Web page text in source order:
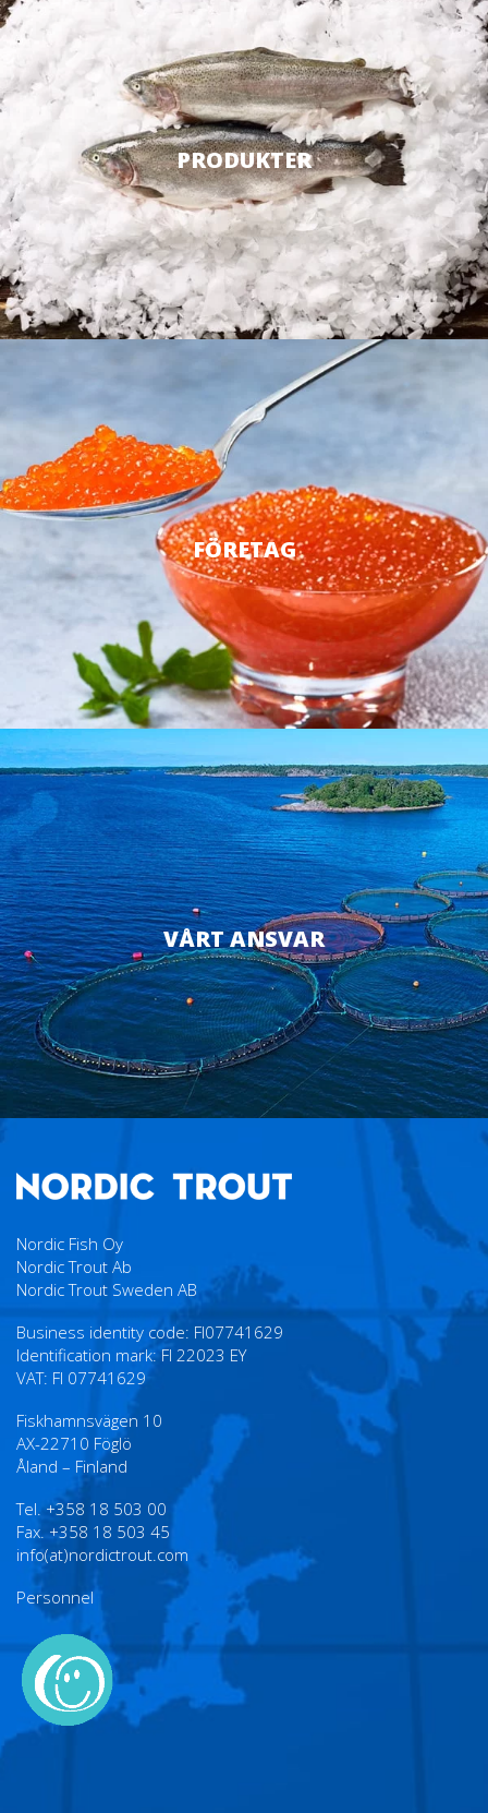
PRODUKTER
FÖRETAG
VÅRT ANSVAR
Nordic Fish Oy
Nordic Trout Ab
Nordic Trout Sweden AB
Business identity code: FI07741629
Identification mark: FI 22023 EY
VAT: FI 07741629
Fiskhamnsvägen 10
AX-22710 Föglö
Åland – Finland
Tel. +358 18 503 00
Fax. +358 18 503 45
info(at)nordictrout.com
Personnel